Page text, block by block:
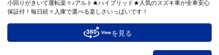
小回りがきいて運転楽々♪アルト★ハイブリッド★人気のスズキ車が全車安心
保証付！毎日続々入庫で選べる楽しさいっぱいです！
を見る